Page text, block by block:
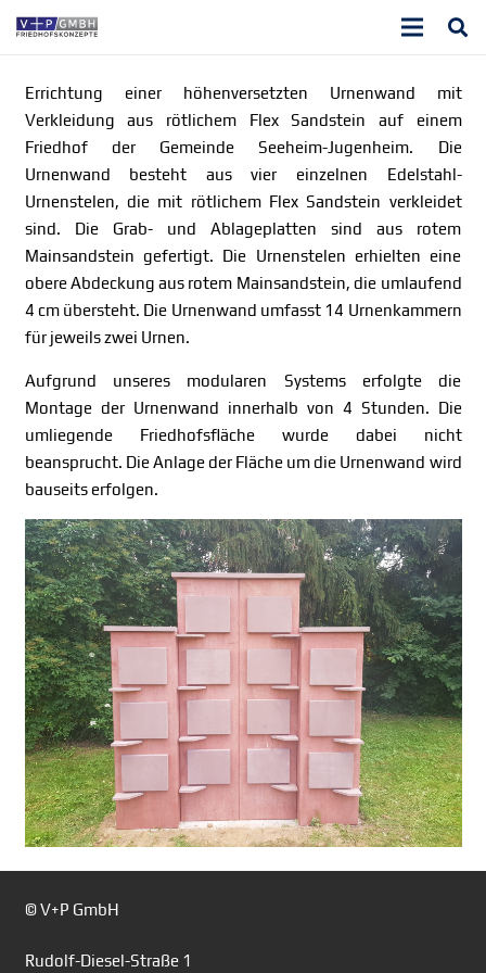
Errichtung einer höhenversetzten Urnenwand mit
Verkleidung aus rötlichem Flex Sandstein auf einem
Friedhof der Gemeinde Seeheim-Jugenheim. Die
Urnenwand besteht aus vier einzelnen Edelstahl-
Urnenstelen, die mit rötlichem Flex Sandstein verkleidet
sind. Die Grab- und Ablageplatten sind aus rotem
Mainsandstein gefertigt. Die Urnenstelen erhielten eine
obere Abdeckung aus rotem Mainsandstein, die umlaufend
4 cm übersteht. Die Urnenwand umfasst 14 Urnenkammern
für jeweils zwei Urnen.
Aufgrund unseres modularen Systems erfolgte die
Montage der Urnenwand innerhalb von 4 Stunden. Die
umliegende Friedhofsfläche wurde dabei nicht
beansprucht. Die Anlage der Fläche um die Urnenwand wird
bauseits erfolgen.
© V+P GmbH
Rudolf-Diesel-Straße 1